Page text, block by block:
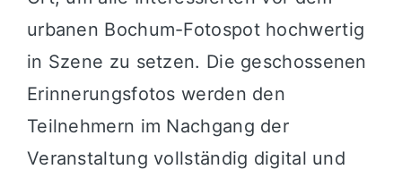
urbanen Bochum-Fotospot hochwertig
in Szene zu setzen. Die geschossenen
Erinnerungsfotos werden den
Teilnehmern im Nachgang der
Veranstaltung vollständig digital und